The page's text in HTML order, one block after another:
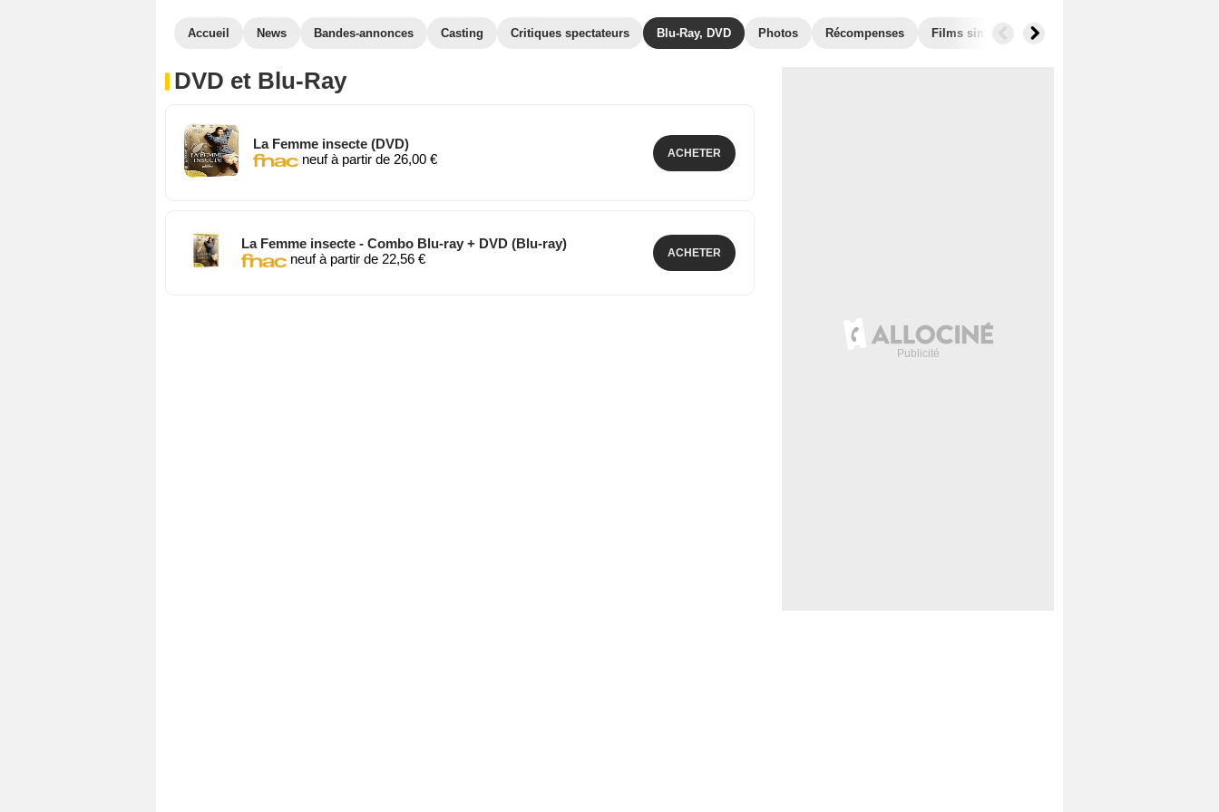
Accueil News Bandes-annonces Casting Critiques spectateurs Blu-Ray, DVD Photos Récompenses Films similaires
DVD et Blu-Ray
La Femme insecte (DVD)
neuf à partir de 26,00 €
ACHETER
La Femme insecte - Combo Blu-ray + DVD (Blu-ray)
neuf à partir de 22,56 €
ACHETER